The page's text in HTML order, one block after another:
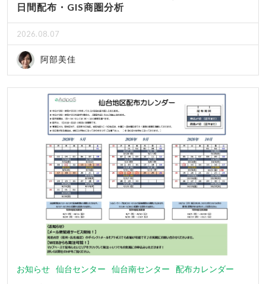
日間配布・GIS商圏分析
2026.08.07
阿部美佳
お知らせ 仙台センター 仙台南センター 配布カレンダー